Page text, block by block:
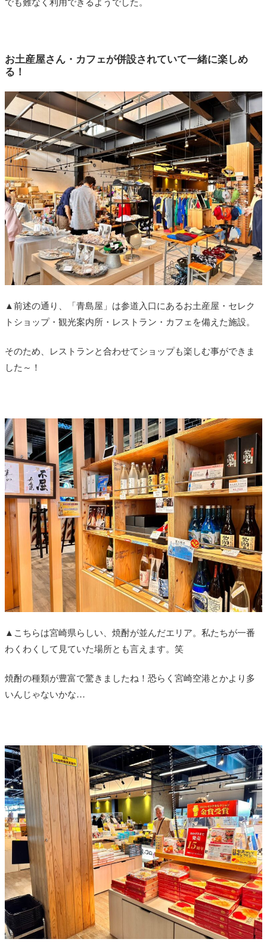
でも難なく利用できるようでした。
お土産屋さん・カフェが併設されていて一緒に楽しめ
る！
▲前述の通り、「青島屋」は参道入口にあるお土産屋・セレク
トショップ・観光案内所・レストラン・カフェを備えた施設。
そのため、レストランと合わせてショップも楽しむ事ができま
した～！
▲こちらは宮崎県らしい、焼酎が並んだエリア。私たちが一番
わくわくして見ていた場所とも言えます。笑
焼酎の種類が豊富で驚きましたね！恐らく宮崎空港とかより多
いんじゃないかな…